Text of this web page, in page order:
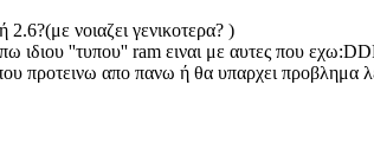
νοιαζει γενικοτερα? )
ιδιου ''τυπου'' ram ειναι με αυτες που
προτεινω απο πανω ή θα υπαρχει προβλημα